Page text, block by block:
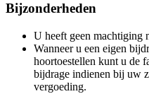
Bijzonderheden
U heeft geen machtiging
Wanneer u een eigen
hoortoestellen kunt u de
bijdrage indienen bij uw
vergoeding.